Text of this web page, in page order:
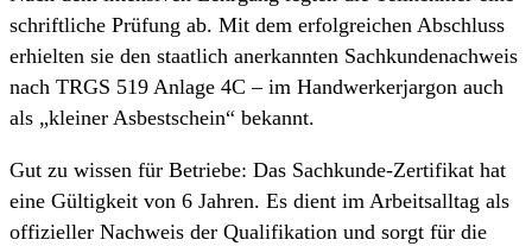
schriftliche Prüfung ab. Mit dem erfolgreichen Abschluss
erhielten sie den staatlich anerkannten Sachkundenachweis
nach TRGS 519 Anlage 4C – im Handwerkerjargon auch
als „kleiner Asbestschein“ bekannt.
Gut zu wissen für Betriebe: Das Sachkunde-Zertifikat hat
eine Gültigkeit von 6 Jahren. Es dient im Arbeitsalltag als
offizieller Nachweis der Qualifikation und sorgt für die